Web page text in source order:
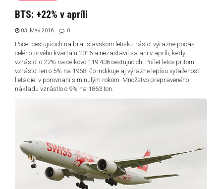
BTS: +22% v apríli
03. May 2016 0
Počet cestujúcich na bratislavskom letisku rástol výrazne počas
celého prvého kvartálu 2016 a nezastavil sa ani v apríli, kedy
vzrástol o 22% na celkovo 119 436 cestujúcich. Počet letov pritom
vzrástol len o 5% na 1968, čo indikuje aj výrazne lepšiu vyťaženosť
lietadiel v porovnaní s minulým rokom. Množstvo prepraveného
nákladu vzrástlo o 9% na 1863 ton.